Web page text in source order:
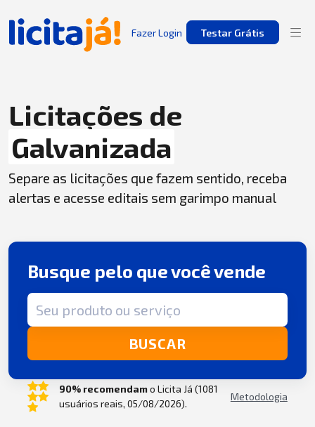
Fazer Login Testar Grátis
Licitações de
Galvanizada
Separe as licitações que fazem sentido, receba
alertas e acesse editais sem garimpo manual
Busque pelo que você vende
Termo de busca
BUSCAR
90% recomendamo Licita Já (1081
usuários reais, 05/08/2026).
Metodologia